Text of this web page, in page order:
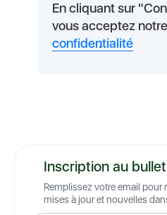
En cliquant sur
vous acceptez notre
confidentialité
.
Inscription au
Remplissez votre email pour
mises à jour et nouvelles